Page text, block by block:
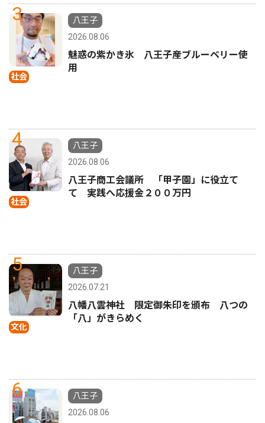
3
社会
八王子
2026.08.06
魅惑の紫かき氷 八王子産ブルーベリー使
用
4
社会
八王子
2026.08.06
八王子商工会議所 「甲子園」に役立て
て 実践へ応援金２００万円
5
文化
八王子
2026.07.21
八幡八雲神社 限定御朱印を頒布 八つの
「八」がきらめく
6
八王子
2026.08.06